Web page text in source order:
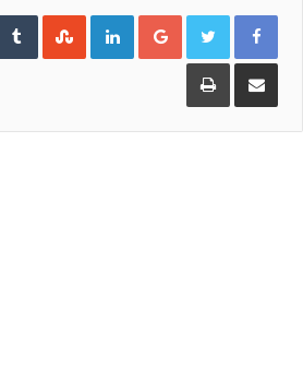
Google+
LinkedIn
مشاركة
البريد
طباعة